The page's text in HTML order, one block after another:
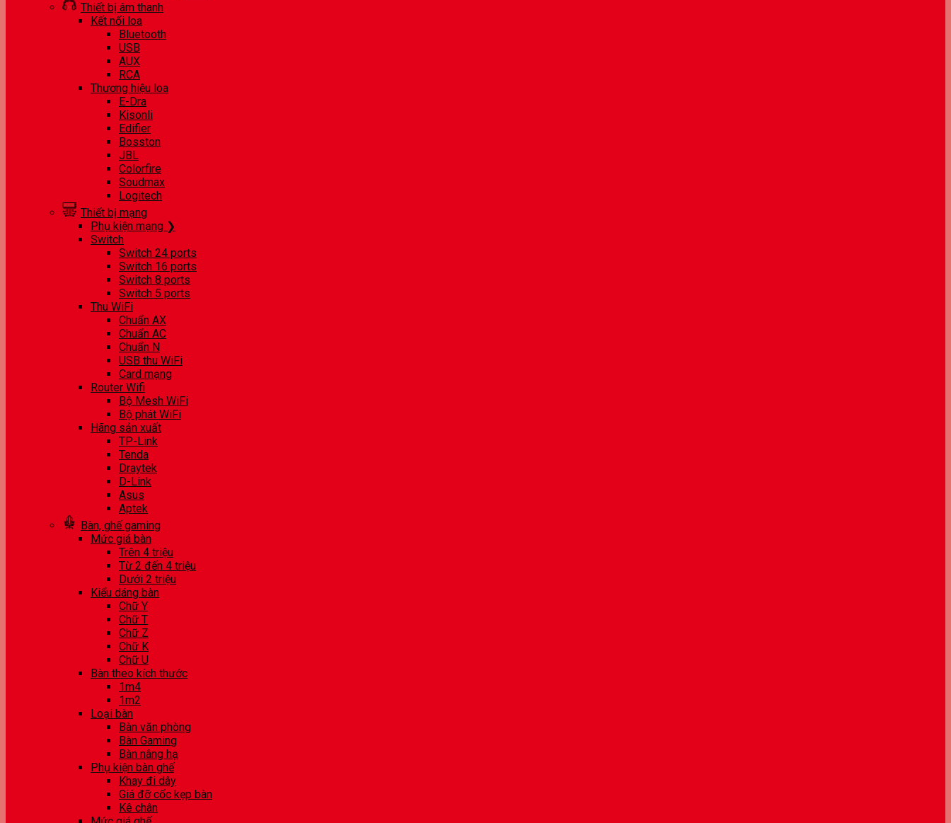
Thiết bị âm thanh
Kết nối loa
Bluetooth
USB
AUX
RCA
Thương hiệu loa
E-Dra
Kisonli
Edifier
Bosston
JBL
Colorfire
Soudmax
Logitech
Thiết bị mạng
Phụ kiện mạng ❯
Switch
Switch 24 ports
Switch 16 ports
Switch 8 ports
Switch 5 ports
Thu WiFi
Chuẩn AX
Chuẩn AC
Chuẩn N
USB thu WiFi
Card mạng
Router Wifi
Bộ Mesh WiFi
Bộ phát WiFi
Hãng sản xuất
TP-Link
Tenda
Draytek
D-Link
Asus
Aptek
Bàn, ghế gaming
Mức giá bàn
Trên 4 triệu
Từ 2 đến 4 triệu
Dưới 2 triệu
Kiểu dáng bàn
Chữ Y
Chữ T
Chữ Z
Chữ K
Chữ U
Bàn theo kích thước
1m4
1m2
Loại bàn
Bàn văn phòng
Bàn Gaming
Bàn nâng hạ
Phụ kiện bàn ghế
Khay đi dây
Giá đỡ cốc kẹp bàn
Kê chân